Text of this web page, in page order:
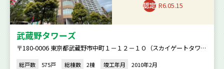
R6.05.15
武蔵野タワーズ
〒180-0006 東京都武蔵野市中町１－１２－１０（スカイゲートタワ
総戸数 575戸 総棟数 2棟 竣工年月 2010年2月